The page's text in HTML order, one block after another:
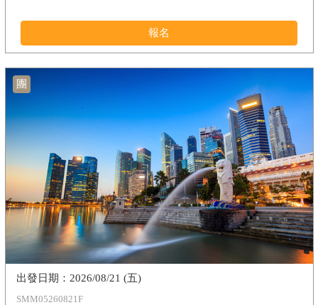
報名
團
SMM05260821F
2026/08/21 (五)